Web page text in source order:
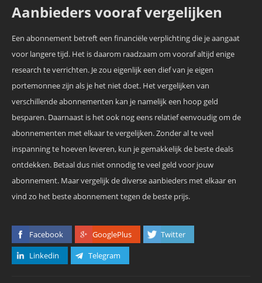
Aanbieders vooraf vergelijken
Een abonnement betreft een financiële verplichting die je aangaat
voor langere tijd. Het is daarom raadzaam om vooraf altijd enige
research te verrichten. Je zou eigenlijk een dief van je eigen
portemonnee zijn als je het niet doet. Het vergelijken van
verschillende abonnementen kan je namelijk een hoop geld
besparen. Daarnaast is het ook nog eens relatief eenvoudig om de
abonnementen met elkaar te vergelijken. Zonder al te veel
inspanning te hoeven leveren, kun je gemakkelijk de beste deals
ontdekken. Betaal dus niet onnodig te veel geld voor jouw
abonnement. Maar vergelijk de diverse aanbieders met elkaar en
vind zo het beste abonnement tegen de beste prijs.
Facebook GooglePlus
Twitter
Linkedin
Telegram